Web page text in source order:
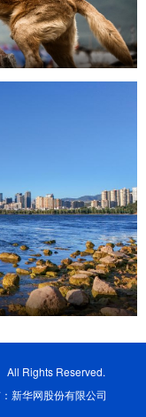
Rights Reserved.
华网股份有限公司